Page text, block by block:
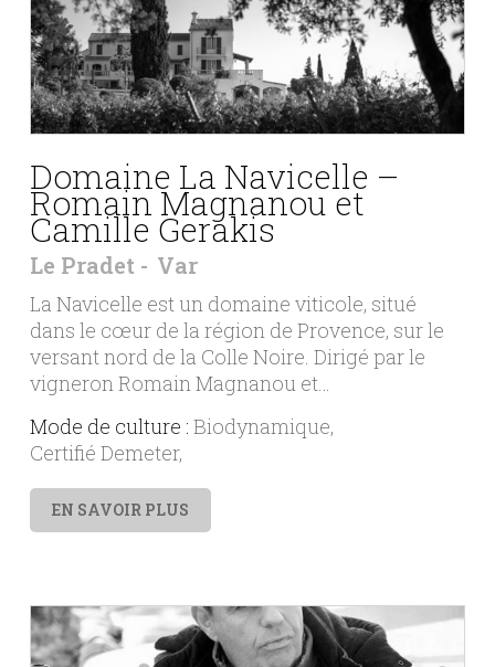
Domaine La Navicelle –
Romain Magnanou et
Camille Gerakis
Le Pradet Var
La Navicelle est un domaine viticole, situé
dans le cœur de la région de Provence, sur le
versant nord de la Colle Noire. Dirigé par le
vigneron Romain Magnanou et…
Mode de culture : Biodynamique
Certifié Demeter
EN SAVOIR PLUS